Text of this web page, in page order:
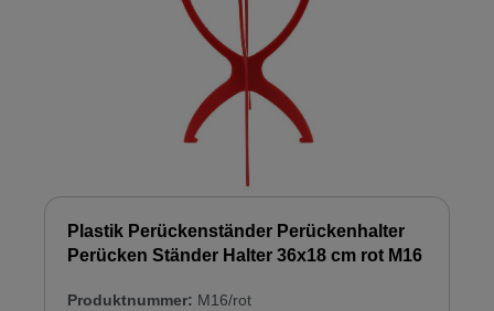
Plastik Perückenständer Perückenhalter
Perücken Ständer Halter 36x18 cm rot M16
Produktnummer: M16/rot